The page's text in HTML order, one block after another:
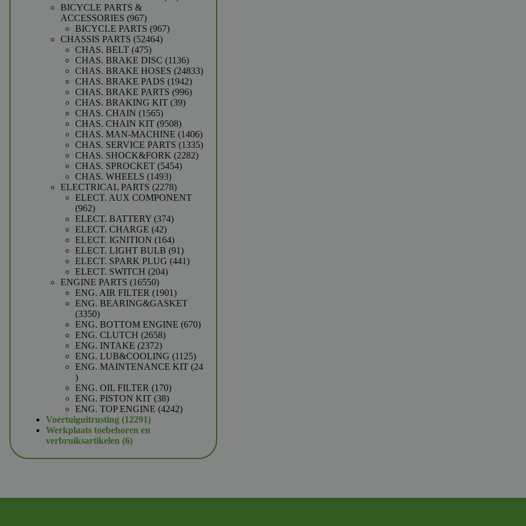
BICYCLE PARTS &
ACCESSORIES 967967
producten
BICYCLE PARTS 967967
CHASSIS PARTS 5246452464
CHAS. BELT 475475
producten
CHAS. BRAKE DISC 11361136
producten
CHAS. BRAKE HOSES 2483324833
CHAS. BRAKE PADS 19421942
producten
CHAS. BRAKE PARTS 996996
CHAS. BRAKING KIT 3939
CHAS. CHAIN 15651565
producten
CHAS. CHAIN KIT 95089508
producten
CHAS. MAN-MACHINE 14061406
producten
CHAS. SERVICE PARTS 13351335
CHAS. SHOCK&FORK 22822282
CHAS. SPROCKET 54545454
CHAS. WHEELS 14931493
producten
ELECTRICAL PARTS 22782278
producten
ELECT. AUX COMPONENT
962962
producten
ELECT. BATTERY 374374
ELECT. CHARGE 4242
producten
ELECT. IGNITION 164164
producten
ELECT. LIGHT BULB 9191
producten
ELECT. SPARK PLUG 441441
ELECT. SWITCH 204204
ENGINE PARTS 1655016550
producten
ENG. AIR FILTER 19011901
producten
ENG. BEARING&GASKET
33503350
producten
ENG. BOTTOM ENGINE 670670
ENG. CLUTCH 26582658
ENG. INTAKE 23722372
producten
ENG. LUB&COOLING 11251125
producten
ENG. MAINTENANCE KIT 24
24
producten
ENG. OIL FILTER 170170
producten
ENG. PISTON KIT 3838
producten
ENG. TOP ENGINE 42424242
Voertuiguitrusting 1229112291
producten
Werkplaats toebehoren en
verbruiksartikelen 66